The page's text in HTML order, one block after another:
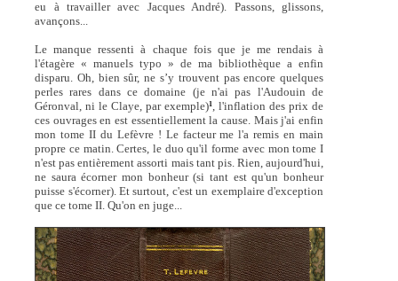
eu à travailler avec Jacques André). Passons, glissons,
avançons...
Le manque ressenti à chaque fois que je me rendais à
l'étagère « manuels typo » de ma bibliothèque a enfin
disparu. Oh, bien sûr, ne s’y trouvent pas encore quelques
perles rares dans ce domaine (je n'ai pas l'Audouin de
Géronval, ni le Claye, par exemple)1, l'inflation des prix de
ces ouvrages en est essentiellement la cause. Mais j'ai enfin
mon tome II du Lefèvre ! Le facteur me l'a remis en main
propre ce matin. Certes, le duo qu'il forme avec mon tome I
n'est pas entièrement assorti mais tant pis. Rien, aujourd'hui,
ne saura écorner mon bonheur (si tant est qu'un bonheur
puisse s'écorner). Et surtout, c'est un exemplaire d'exception
que ce tome II. Qu'on en juge...